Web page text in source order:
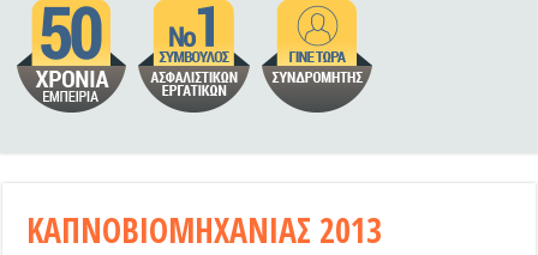
ΚΑΠΝΟΒΙΟΜΗΧΑΝΙΑΣ 2013